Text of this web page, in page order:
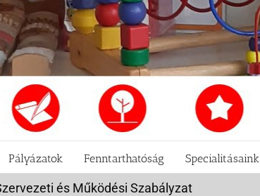
Pályázatok Fenntarthatóság Specialitásaink
és Működési Szabályzat